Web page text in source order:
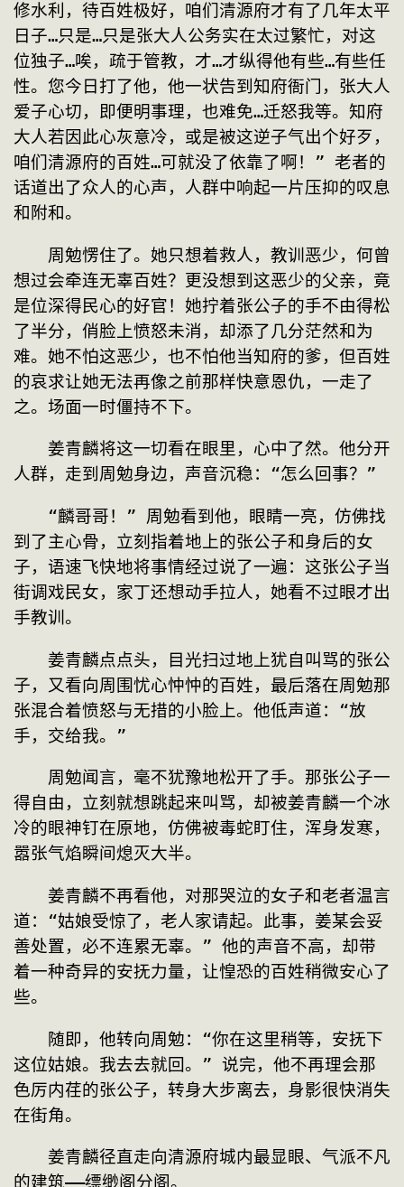
修水利，待百姓极好，咱们清源府才有了几年太平
日子…只是…只是张大人公务实在太过繁忙，对这
位独子…唉，疏于管教，才…才纵得他有些…有些任
性。您今日打了他，他一状告到知府衙门，张大人
爱子心切，即便明事理，也难免…迁怒我等。知府
大人若因此心灰意冷，或是被这逆子气出个好歹，
咱们清源府的百姓…可就没了依靠了啊！” 老者的
话道出了众人的心声，人群中响起一片压抑的叹息
和附和。
周勉愣住了。她只想着救人，教训恶少，何曾
想过会牵连无辜百姓？更没想到这恶少的父亲，竟
是位深得民心的好官！她拧着张公子的手不由得松
了半分，俏脸上愤怒未消，却添了几分茫然和为
难。她不怕这恶少，也不怕他当知府的爹，但百姓
的哀求让她无法再像之前那样快意恩仇，一走了
之。场面一时僵持不下。
姜青麟将这一切看在眼里，心中了然。他分开
人群，走到周勉身边，声音沉稳：“怎么回事？”
“麟哥哥！” 周勉看到他，眼睛一亮，仿佛找
到了主心骨，立刻指着地上的张公子和身后的女
子，语速飞快地将事情经过说了一遍：这张公子当
街调戏民女，家丁还想动手拉人，她看不过眼才出
手教训。
姜青麟点点头，目光扫过地上犹自叫骂的张公
子，又看向周围忧心忡忡的百姓，最后落在周勉那
张混合着愤怒与无措的小脸上。他低声道：“放
手，交给我。”
周勉闻言，毫不犹豫地松开了手。那张公子一
得自由，立刻就想跳起来叫骂，却被姜青麟一个冰
冷的眼神钉在原地，仿佛被毒蛇盯住，浑身发寒，
嚣张气焰瞬间熄灭大半。
姜青麟不再看他，对那哭泣的女子和老者温言
道：“姑娘受惊了，老人家请起。此事，姜某会妥
善处置，必不连累无辜。” 他的声音不高，却带
着一种奇异的安抚力量，让惶恐的百姓稍微安心了
些。
随即，他转向周勉：“你在这里稍等，安抚下
这位姑娘。我去去就回。” 说完，他不再理会那
色厉内荏的张公子，转身大步离去，身影很快消失
在街角。
姜青麟径直走向清源府城内最显眼、气派不凡
的建筑——缥缈阁分阁。